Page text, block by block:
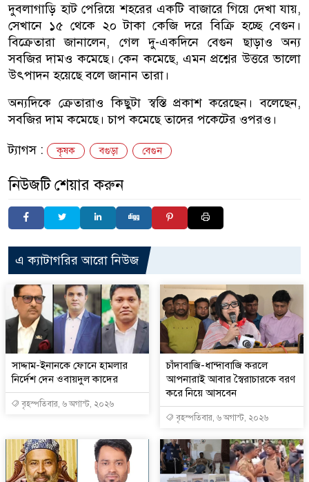
দুবলাগাড়ি হাট পেরিয়ে শহরের একটি বাজারে গিয়ে দেখা যায়,
সেখানে ১৫ থেকে ২০ টাকা কেজি দরে বিক্রি হচ্ছে বেগুন।
বিক্রেতারা জানালেন, গেল দু-একদিনে বেগুন ছাড়াও অন্য
সবজির দামও কমেছে। কেন কমেছে, এমন প্রশ্নের উত্তরে ভালো
উৎপাদন হয়েছে বলে জানান তারা।
অন্যদিকে ক্রেতারাও কিছুটা স্বস্তি প্রকাশ করেছেন। বলেছেন,
সবজির দাম কমেছে। চাপ কমেছে তাদের পকেটের ওপরও।
ট্যাগস :
কৃষক বগুড়া বেগুন
নিউজটি শেয়ার করুন
এ ক্যাটাগরির আরো নিউজ
সাদ্দাম-ইনানকে ফোনে হামলার
নির্দেশ দেন ওবায়দুল কাদের
বৃহস্পতিবার, ৬ অগাস্ট, ২০২৬
চাঁদাবাজি-ধান্দাবাজি করলে
আপনারাই আবার স্বৈরাচারকে বরণ
করে নিয়ে আসবেন
বৃহস্পতিবার, ৬ অগাস্ট, ২০২৬